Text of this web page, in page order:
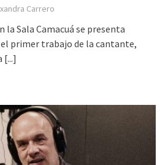
Carrero
la Sala Camacuá se presenta
primer trabajo de la cantante,
[...]